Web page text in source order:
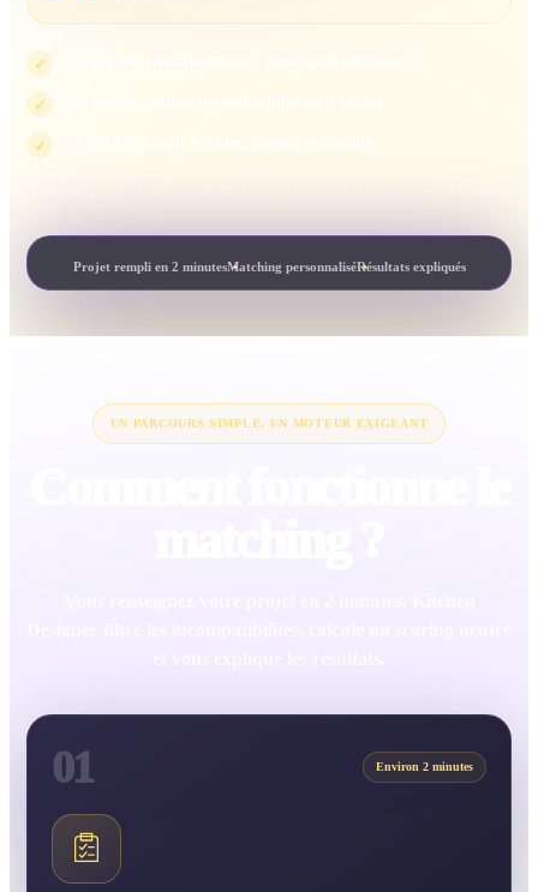
✓
✓
✓
Projet rempli en 2 minutesMatching personnaliséRésultats expliqués
UN PARCOURS SIMPLE, UN MOTEUR EXIGEANT
01 Environ 2 minutes